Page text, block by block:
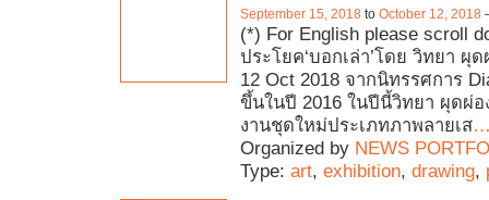
September 15, 2018 to October 12, 2018
(*) For English please scroll
ประโยค‘บอกเล่า’โดย วิทยา ผุด
12 Oct 2018 จากนิทรรศการ
ขึ้นในปี 2016 ในปีนี้วิทยา ผุดผ่อ
งานชุดใหม่ประเภทภาพลายเส
Organized by NEWS
Type: art, exhibition, drawing,